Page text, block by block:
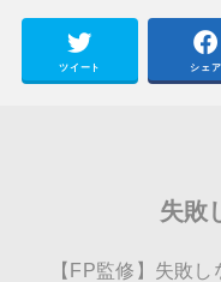
ツイート シェア
失敗
【FP監修】失敗